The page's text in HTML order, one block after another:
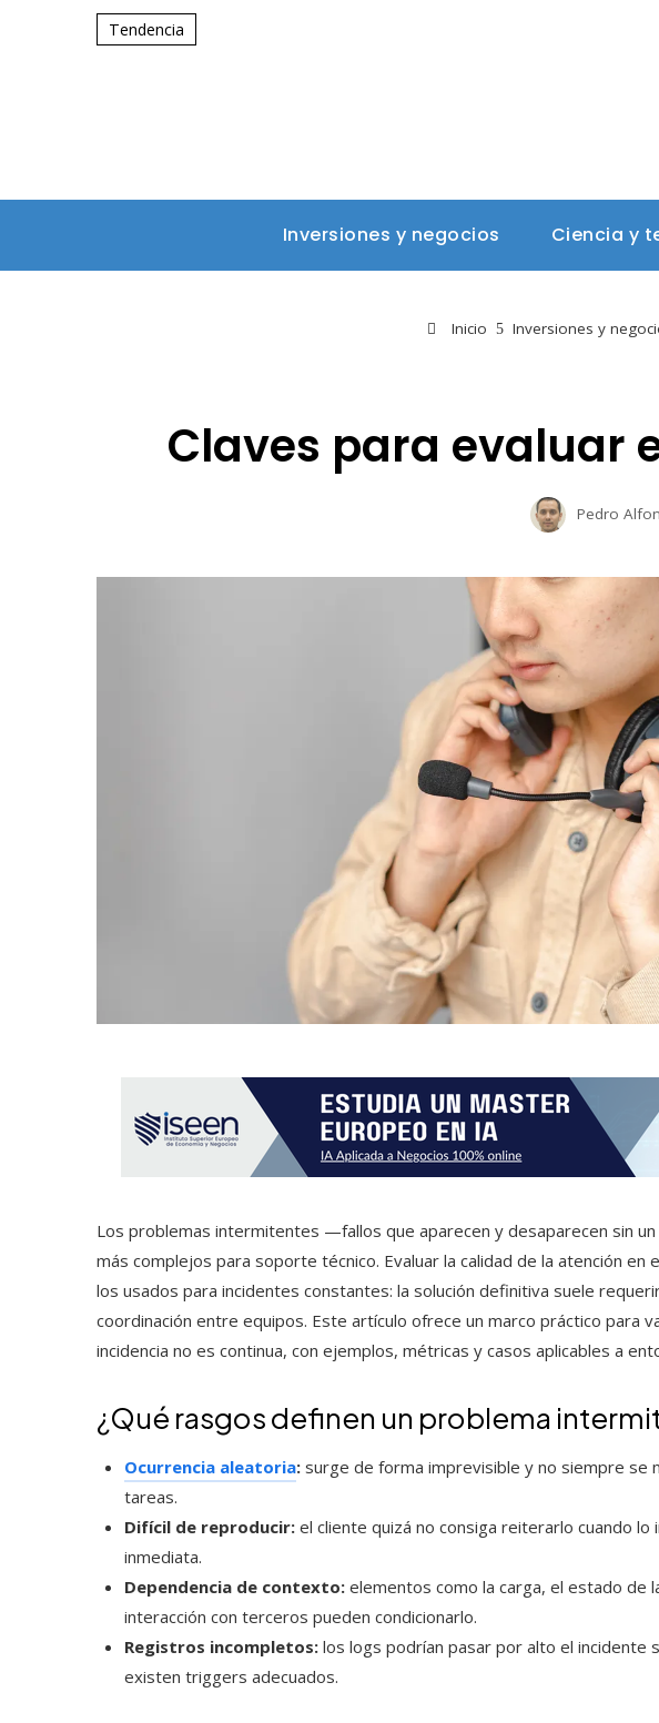
Tendencia
Inversiones y negocios Ciencia y
Inicio Inversiones y
Claves para evaluar
Pedro
Los problemas intermitentes —fallos que aparecen y desaparecen sin
más complejos para soporte técnico. Evaluar la calidad de la atención
los usados para incidentes constantes: la solución definitiva suele
coordinación entre equipos. Este artículo ofrece un marco práctico para
incidencia no es continua, con ejemplos, métricas y casos aplicables a
¿Qué rasgos definen un problema
Ocurrencia aleatoria: surge de forma imprevisible y no siempre se
tareas.
Difícil de reproducir: el cliente quizá no consiga reiterarlo cuando lo
inmediata.
Dependencia de contexto: elementos como la carga, el estado de
interacción con terceros pueden condicionarlo.
Registros incompletos: los logs podrían pasar por alto el incidente
existen triggers adecuados.